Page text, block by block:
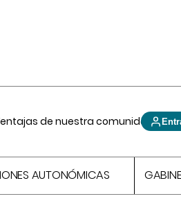
de nuestra comunidad
AUTONÓMICAS